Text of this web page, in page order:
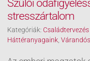
Szülői
stresszártalom
Kategóriák: Családtervezés
Háttéranyagaink